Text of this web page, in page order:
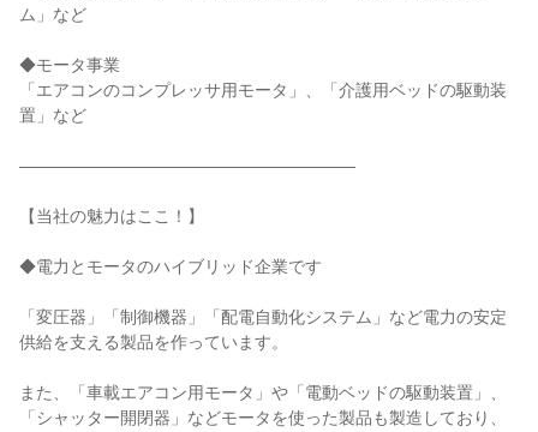
ム」など
◆モータ事業
「エアコンのコンプレッサ用モータ」、「介護用ベッドの駆動装
置」など
――――――――――――――――――――
【当社の魅力はここ！】
◆電力とモータのハイブリッド企業です
「変圧器」「制御機器」「配電自動化システム」など電力の安定
供給を支える製品を作っています。
また、「車載エアコン用モータ」や「電動ベッドの駆動装置」、
「シャッター開閉器」などモータを使った製品も製造しており、